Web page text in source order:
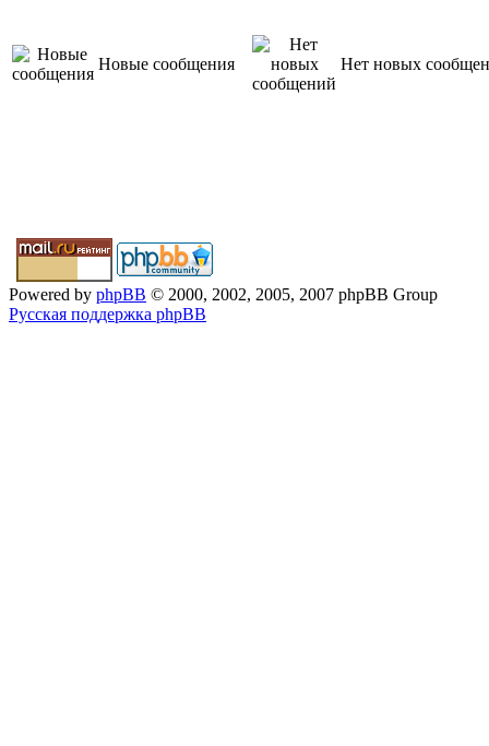
Новые сообщения Нет новых
Powered by phpBB © 2000, 2002, 2005, 2007 phpBB Group
Русская поддержка phpBB